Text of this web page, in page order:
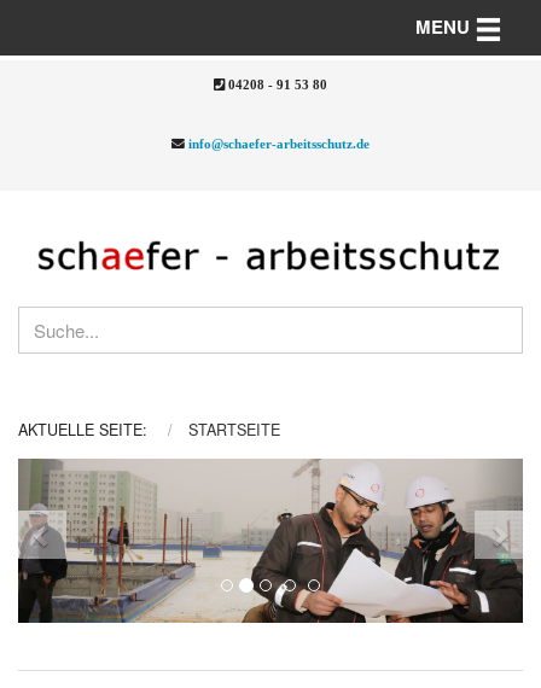
04208 - 91 53 80
info@schaefer-arbeitsschutz.de
MENU Toggle
AKTUELLE SEITE: STARTSEITE
Previous